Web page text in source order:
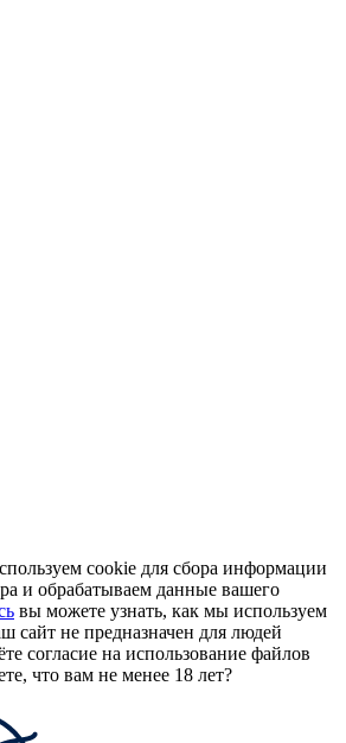
cookie для сбора информации
и обрабатываем данные вашего
вы можете узнать, как мы используем
сайт не предназначен для людей
согласие на использование файлов
что вам не менее 18 лет?